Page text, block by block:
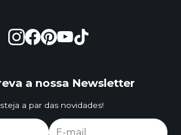
a nossa Newsletter
a par das novidades!